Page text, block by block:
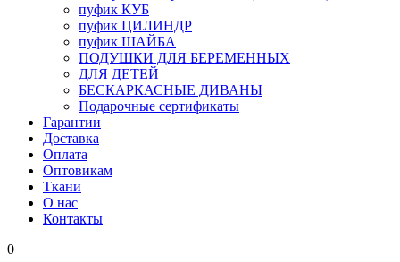
пуфик КУБ
пуфик ЦИЛИНДР
пуфик ШАЙБА
ПОДУШКИ ДЛЯ БЕРЕМЕННЫХ
ДЛЯ ДЕТЕЙ
БЕСКАРКАСНЫЕ ДИВАНЫ
Подарочные сертификаты
Гарантии
Доставка
Оплата
Оптовикам
Ткани
О нас
Контакты
0